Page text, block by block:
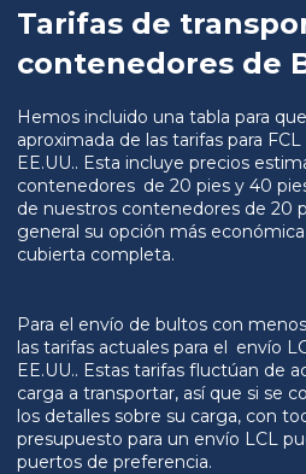
Tarifas de
contenedores de
Hemos incluido una tabla para
aproximada de las tarifas para
EE.UU.. Esta incluye precios
contenedores de 20 pies y 40
de nuestros contenedores de 20
general su opción más
cubierta completa.
Para el envío de bultos con
las tarifas actuales para el envío
EE.UU.. Estas tarifas fluctúan de
carga a transportar, así que si se
los detalles sobre su carga, con
presupuesto para un envío LCL
puertos de preferencia.